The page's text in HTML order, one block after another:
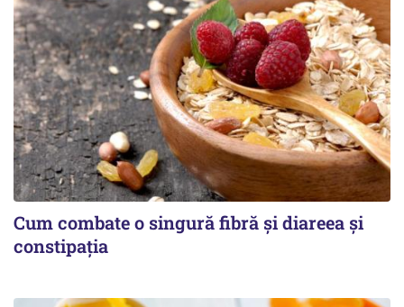
Cum combate o singură fibră și diareea și
constipația